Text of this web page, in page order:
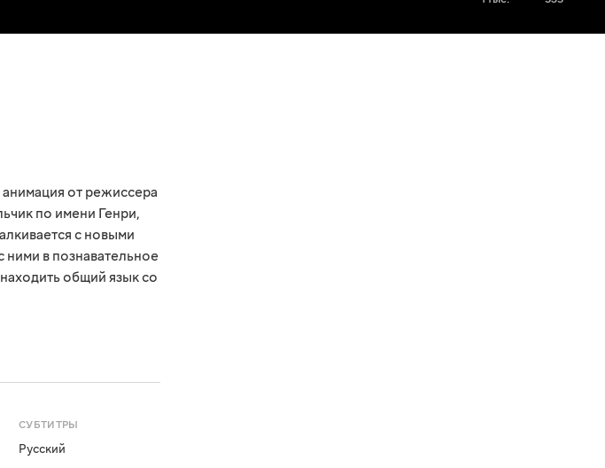
от режиссера
по имени Генри,
с новыми
в познавательное
общий язык со
СУБТИТРЫ
Русский